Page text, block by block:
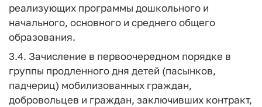
реализующих программы дошкольного и
начального, основного и среднего общего
образования.
3.4. Зачисление в первоочередном порядке в
группы продленного дня детей (пасынков,
падчериц) мобилизованных граждан,
добровольцев и граждан, заключивших контракт,